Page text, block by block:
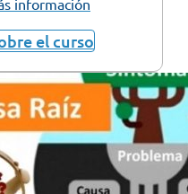
información
el curso